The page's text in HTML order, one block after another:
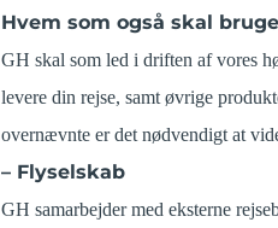
Hvem som også skal
GH skal som led i driften af vores
levere din rejse, samt øvrige
overnævnte er det nødvendigt at
– Flyselskab
GH samarbejder med eksterne